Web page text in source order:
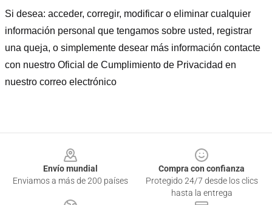
Si desea: acceder, corregir, modificar o eliminar cualquier
información personal que tengamos sobre usted, registrar
una queja, o simplemente desear más información contacte
con nuestro Oficial de Cumplimiento de Privacidad en
nuestro correo electrónico
Envío mundial
Enviamos a más de 200 países
Compra con confianza
Protegido 24/7 desde los clics
hasta la entrega